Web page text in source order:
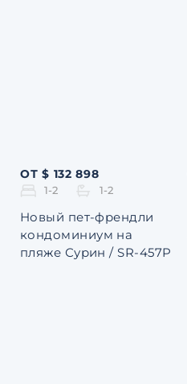
ОТ $ 132 898
1-2 1-2
Новый пет-френдли
кондоминиум на
пляже Сурин / SR-457P